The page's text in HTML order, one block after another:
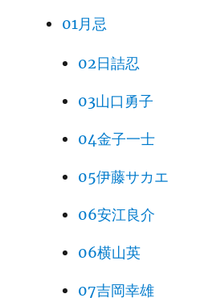
01月忌
02日詰忍
03山口勇子
04金子一士
05伊藤サカエ
06安江良介
06横山英
07吉岡幸雄